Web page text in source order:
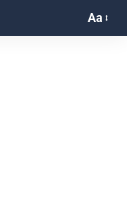
Aa